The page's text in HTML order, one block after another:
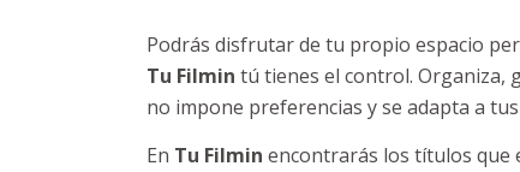
Podrás disfrutar de tu propio espacio
Tu Filmin tú tienes el control. Organiza,
no impone preferencias y se adapta a
En Tu Filmin encontrarás los títulos que